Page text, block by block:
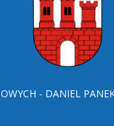
- DANIEL